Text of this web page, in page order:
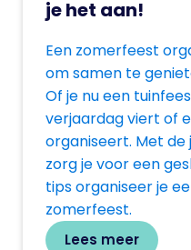
je het aan!
Een zomerfeest
om samen te
Of je nu een
verjaardag viert of
organiseert. Met
zorg je voor een
tips organiseer je
zomerfeest.
Lees meer